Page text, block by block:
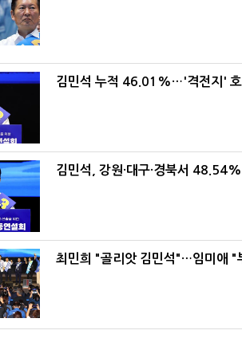
김민석 누적 46.01%…'격전지' 호
김민석, 강원·대구·경북서
최민희 "골리앗 김민석"…임미애 "